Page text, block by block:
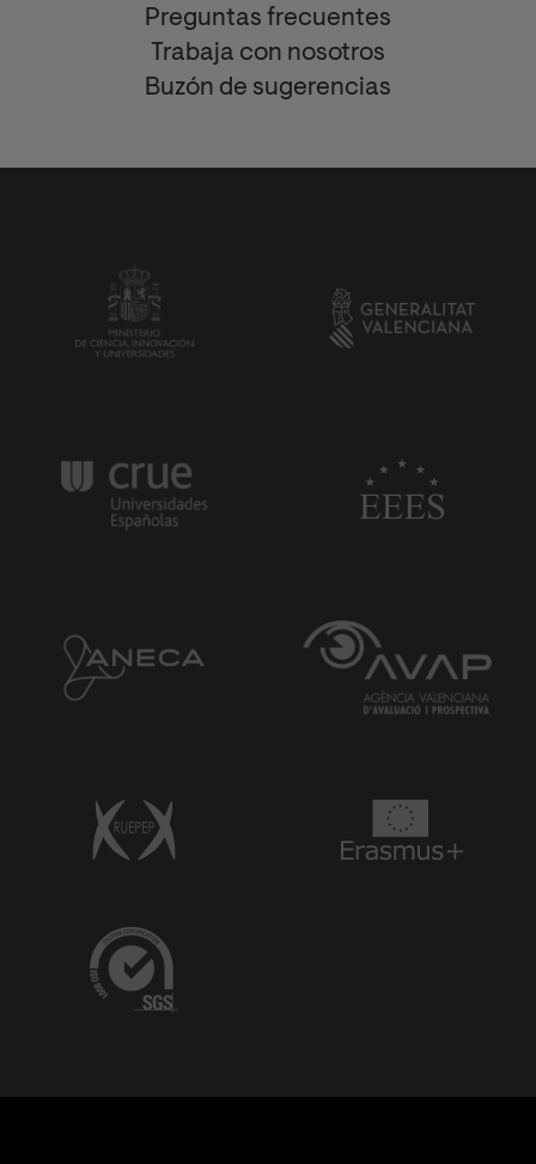
Preguntas frecuentes
Trabaja con nosotros
Buzón de sugerencias